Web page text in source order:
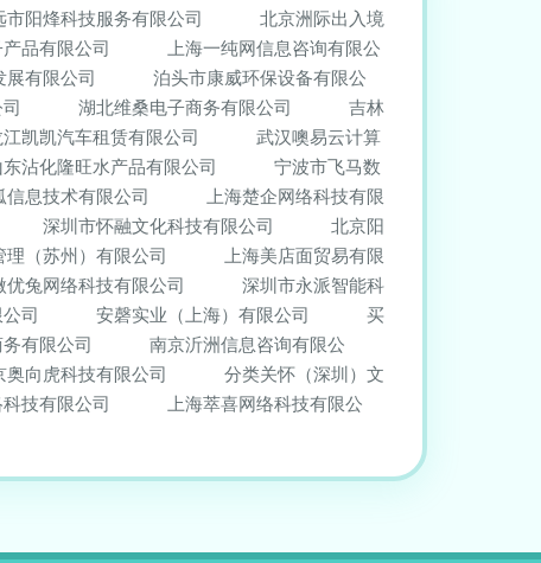
市阳烽科技服务有限公司
北京洲际出入境
产品有限公司
上海一纯网信息咨询有限公
展有限公司
泊头市康威环保设备有限公
湖北维桑电子商务有限公司
吉林
凯凯汽车租赁有限公司
武汉噢易云计算
东沾化隆旺水产品有限公司
宁波市飞马数
信息技术有限公司
上海楚企网络科技有限
深圳市怀融文化科技有限公司
北京阳
理（苏州）有限公司
上海美店面贸易有限
优兔网络科技有限公司
深圳市永派智能科
司 安磬实业（上海）有限公司
买
有限公司
南京沂洲信息咨询有限公
奥向虎科技有限公司
分类关怀（深圳）文
技有限公司
上海萃喜网络科技有限公